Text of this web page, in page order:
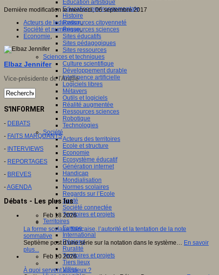
Education artistique
Education environnementale
Histoire
Ressources citoyenneté
Ressources sciences
Sites éducatifs
Sites pédagogiques
Sites ressources
Sciences et techniques
Culture scientifique
Développement durable
Intelligence artificielle
Logiciels libres
Métavers
Outils et logiciels
Réalité augmentée
Ressources sciences
Robotique
Technologies
Société
Acteurs des territoires
Ecole et structure
Economie
Ecosystème éducatif
Génération internet
Handicap
Mondialisation
Normes scolaires
Regards sur l’Ecole
Santé
Société connectée
Territoires et projets
Territoires
Europe
International
Régions
Ruralité
Territoires et projets
Tiers lieux
Villes
Dernière modification le mercredi, 06 septembre 2017
Acteurs de leducation,
Société et numérique,
Economie,
Elbaz Jennifer
Vice-présidente de l'An@é.
S'INFORMER
- DEBATS
- FAITS MARQUANTS
- INTERVIEWS
- REPORTAGES
- BREVES
-AGENDA
Débats - Les plus lus
Feb 18 2026
La forme scolaire française, l’autorité et la tentation de la note
sommative
Septième post d’une série sur la notation dans le système… En savoir
plus...
Feb 10 2026
À quoi servent les vieux ?